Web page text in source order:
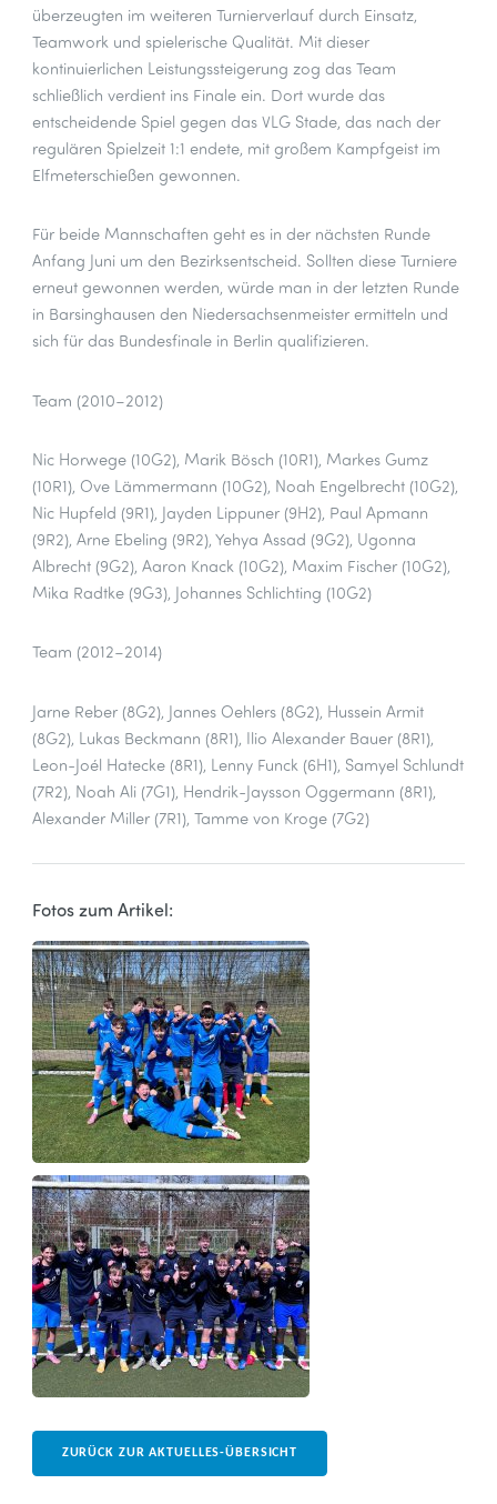
überzeugten im weiteren Turnierverlauf durch Einsatz,
Teamwork und spielerische Qualität. Mit dieser
kontinuierlichen Leistungssteigerung zog das Team
schließlich verdient ins Finale ein. Dort wurde das
entscheidende Spiel gegen das VLG Stade, das nach der
regulären Spielzeit 1:1 endete, mit großem Kampfgeist im
Elfmeterschießen gewonnen.
Für beide Mannschaften geht es in der nächsten Runde
Anfang Juni um den Bezirksentscheid. Sollten diese Turniere
erneut gewonnen werden, würde man in der letzten Runde
in Barsinghausen den Niedersachsenmeister ermitteln und
sich für das Bundesfinale in Berlin qualifizieren.
Team (2010–2012)
Nic Horwege (10G2), Marik Bösch (10R1), Markes Gumz
(10R1), Ove Lämmermann (10G2), Noah Engelbrecht (10G2),
Nic Hupfeld (9R1), Jayden Lippuner (9H2), Paul Apmann
(9R2), Arne Ebeling (9R2), Yehya Assad (9G2), Ugonna
Albrecht (9G2), Aaron Knack (10G2), Maxim Fischer (10G2),
Mika Radtke (9G3), Johannes Schlichting (10G2)
Team (2012–2014)
Jarne Reber (8G2), Jannes Oehlers (8G2), Hussein Armit
(8G2), Lukas Beckmann (8R1), Ilio Alexander Bauer (8R1),
Leon-Joél Hatecke (8R1), Lenny Funck (6H1), Samyel Schlundt
(7R2), Noah Ali (7G1), Hendrik-Jaysson Oggermann (8R1),
Alexander Miller (7R1), Tamme von Kroge (7G2)
Fotos zum Artikel:
ZURÜCK ZUR AKTUELLES-ÜBERSICHT